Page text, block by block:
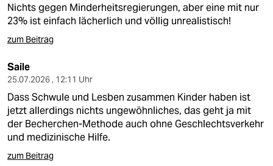
Nichts gegen Minderheitsregierungen, aber eine mit nur
23% ist einfach lächerlich und völlig unrealistisch!
zum Beitrag
Saile
25.07.2026 , 12:11 Uhr
Dass Schwule und Lesben zusammen Kinder haben ist
jetzt allerdings nichts ungewöhnliches, das geht ja mit
der Becherchen-Methode auch ohne Geschlechtsverkehr
und medizinische Hilfe.
zum Beitrag